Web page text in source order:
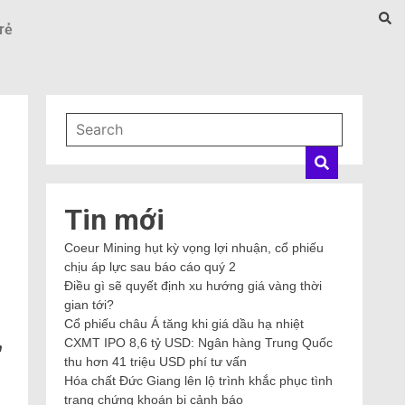
Tin mới
Coeur Mining hụt kỳ vọng lợi nhuận, cổ phiếu
chịu áp lực sau báo cáo quý 2
Điều gì sẽ quyết định xu hướng giá vàng thời
gian tới?
Cổ phiếu châu Á tăng khi giá dầu hạ nhiệt
CXMT IPO 8,6 tỷ USD: Ngân hàng Trung Quốc
thu hơn 41 triệu USD phí tư vấn
Hóa chất Đức Giang lên lộ trình khắc phục tình
trạng chứng khoán bị cảnh báo